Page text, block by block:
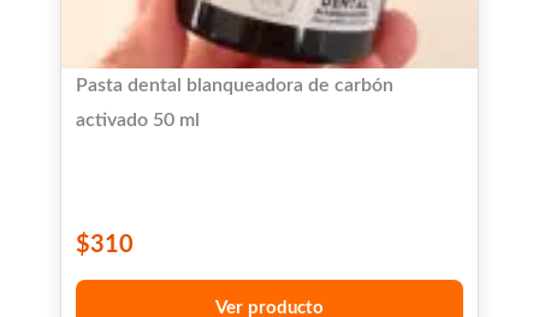
Pasta dental blanqueadora de carbón
activado 50 ml
$310
Ver producto